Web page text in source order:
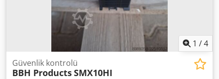
1 /4
Güvenlik kontrolü
BBH ProductsSMX10HI